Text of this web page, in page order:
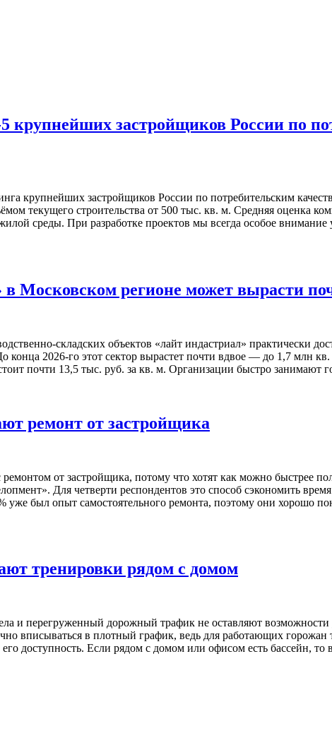
крупнейших застройщиков России по
крупнейших застройщиков России по потребительским
текущего строительства от 500 тыс. кв. м. Средняя оценка
среды. При разработке проектов мы всегда особое
Московском регионе может вырасти
складских объектов «лайт индастриал» практически
2026-го этот сектор вырастет почти вдвое — до 1,7 млн
почти 13,5 тыс. руб. за кв. м. Организации быстро
ремонт от застройщика
от застройщика, потому что хотят как можно быстрее
Для четверти респондентов это способ сэкономить
уже был опыт самостоятельного ремонта, поэтому они хорошо
тренировки рядом с домом
и перегруженный дорожный трафик не оставляют возможности
вписываться в плотный график, ведь для работающих
доступность. Если рядом с домом или офисом есть бассейн, то